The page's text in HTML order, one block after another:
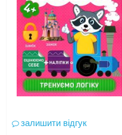
залишити відгук